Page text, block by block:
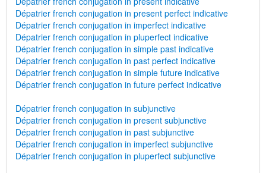
Dépatrier french conjugation in present perfect indicative
Dépatrier french conjugation in imperfect indicative
Dépatrier french conjugation in pluperfect indicative
Dépatrier french conjugation in simple past indicative
Dépatrier french conjugation in past perfect indicative
Dépatrier french conjugation in simple future indicative
Dépatrier french conjugation in future perfect indicative
Dépatrier french conjugation in subjunctive
Dépatrier french conjugation in present subjunctive
Dépatrier french conjugation in past subjunctive
Dépatrier french conjugation in imperfect subjunctive
Dépatrier french conjugation in pluperfect subjunctive